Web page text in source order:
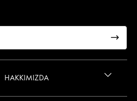
HAKKIMIZDA